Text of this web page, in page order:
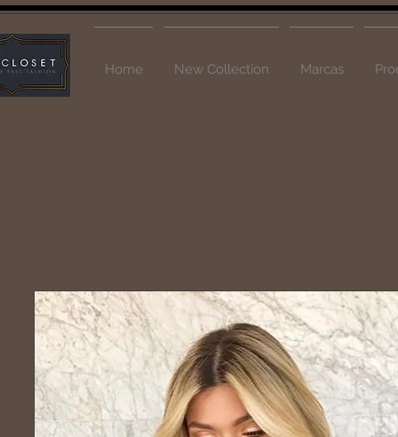
Home New Collection Marcas